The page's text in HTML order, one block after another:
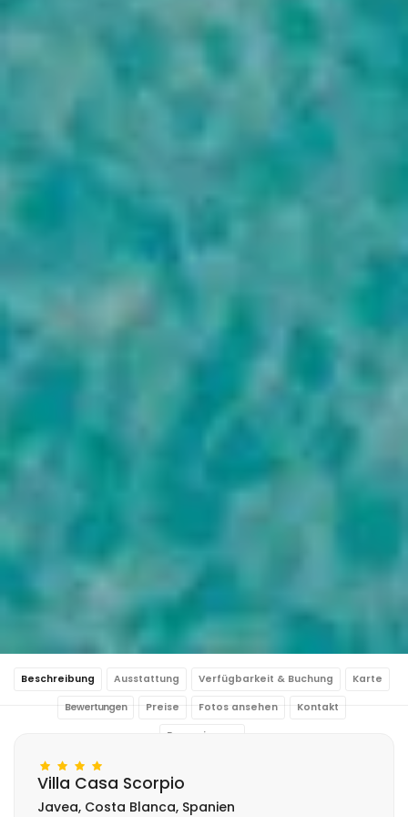
Beschreibung Ausstattung Verfügbarkeit & Buchung Karte
Bewertungen Preise Fotos ansehen Kontakt
Reservierung
Villa Casa Scorpio
Javea, Costa Blanca, Spanien